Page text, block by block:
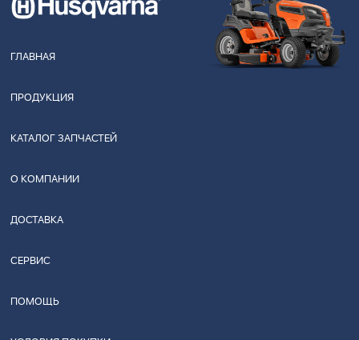
ГЛАВНАЯ
ПРОДУКЦИЯ
КАТАЛОГ ЗАПЧАСТЕЙ
О КОМПАНИИ
ДОСТАВКА
СЕРВИС
ПОМОЩЬ